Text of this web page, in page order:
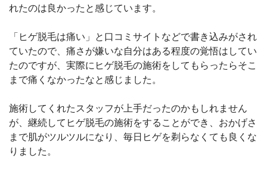
れたのは良かったと感じています。
「ヒゲ脱毛は痛い」と口コミサイトなどで書き込みがされ
ていたので、痛さが嫌いな自分はある程度の覚悟はしてい
たのですが、実際にヒゲ脱毛の施術をしてもらったらそこ
まで痛くなかったなと感じました。
施術してくれたスタッフが上手だったのかもしれません
が、継続してヒゲ脱毛の施術をすることができ、おかげさ
まで肌がツルツルになり、毎日ヒゲを剃らなくても良くな
りました。